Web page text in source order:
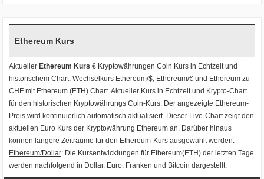
Ethereum Kurs
Aktueller Ethereum Kurs € Kryptowährungen Coin Kurs in Echtzeit und
historischem Chart. Wechselkurs Ethereum/$, Ethereum/€ und Ethereum zu
CHF mit Ethereum (ETH) Chart. Aktueller Kurs in Echtzeit und Krypto-Chart
für den historischen Kryptowährungs Coin-Kurs. Der angezeigte Ethereum-
Preis wird kontinuierlich automatisch aktualisiert. Dieser Live-Chart zeigt den
aktuellen Euro Kurs der Kryptowährung Ethereum an. Darüber hinaus
können längere Zeiträume für den Ethereum-Kurs ausgewählt werden.
Ethereum/Dollar: Die Kursentwicklungen für Ethereum(ETH) der letzten Tage
werden nachfolgend in Dollar, Euro, Franken und Bitcoin dargestellt.